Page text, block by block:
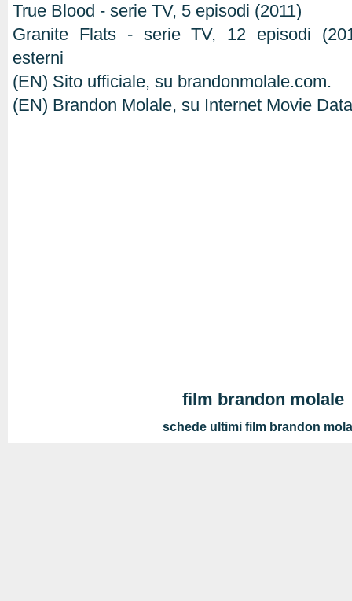
True Blood - serie TV, 5 episodi (2011)
Granite Flats - serie TV, 12 episodi
esterni
(EN) Sito ufficiale, su brandonmolale.com.
(EN) Brandon Molale, su Internet Movie
film brandon molale
schede ultimi film brandon